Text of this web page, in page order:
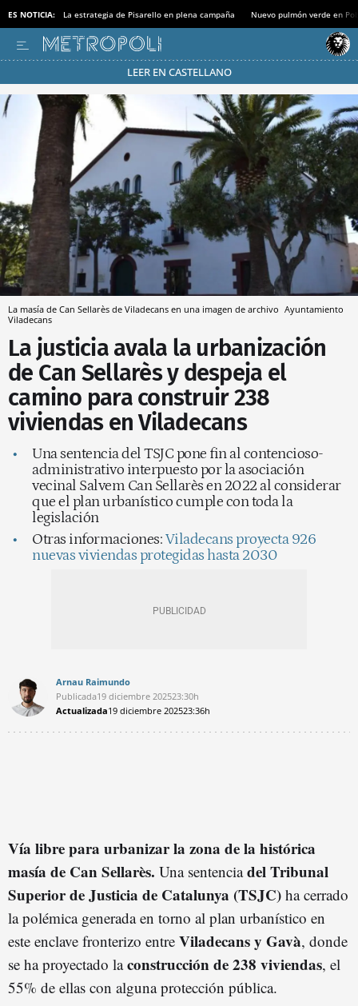
ES NOTICIA: La estrategia de Pisarello en plena campaña Nuevo pulmón verde en
LEER EN CASTELLANO
Pásate al MODO AHORRO
La masía de Can Sellarès de Viladecans en una imagen de archivo Ayuntamiento
Viladecans
La justicia avala la urbanización
de Can Sellarès y despeja el
camino para construir 238
viviendas en Viladecans
Una sentencia del TSJC pone fin al contencioso-
administrativo interpuesto por la asociación
vecinal Salvem Can Sellarès en 2022 al considerar
que el plan urbanístico cumple con toda la
legislación
Otras informaciones:Viladecans proyecta 926
nuevas viviendas protegidas hasta 2030
Arnau Raimundo
Publicada19 diciembre 202523:30h
Actualizada19 diciembre 202523:36h
Vía libre para urbanizar la zona de la histórica
masía de Can Sellarès. Una sentenciadel Tribunal
Superior de Justicia de Catalunya (TSJC) ha cerrado
la polémica generada en torno al plan urbanístico en
este enclave fronterizo entre Viladecans y Gavà, donde
se ha proyectado laconstrucción de 238 viviendas, el
55% de ellas con alguna protección pública.